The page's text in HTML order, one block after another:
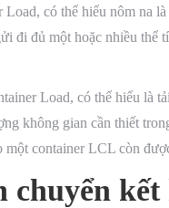
có thể hiểu nôm na
đi đủ một hoặc nhiều
Load, có thể hiểu là
không gian cần thiết
container LCL còn
chuyển